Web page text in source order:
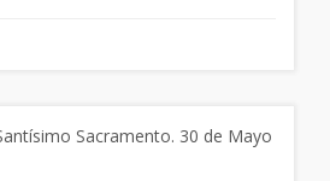
Sacramento. 30 de Mayo